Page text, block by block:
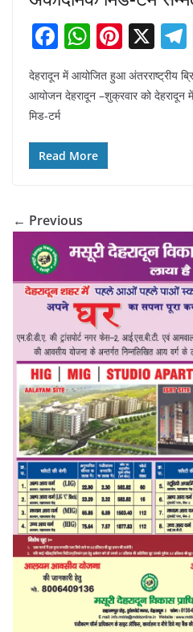
F
a
c
e
b
o
k
W
h
at
s
A
p
Pi
nt
er
X
el
देहरादून में आयोजित हुआ अंतरराष्ट्रीय
आयोजन देहरादून –शुक्रवार को देहरादून
मिड-टर्म
Read More
← Previous